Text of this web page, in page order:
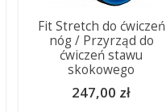
Fit Stretch do ćwiczeń
nóg / Przyrząd do
ćwiczeń stawu
skokowego
247,00 zł